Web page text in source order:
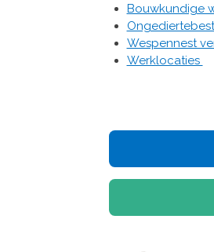
Bouwkundige
Wespennest
Werklocaties